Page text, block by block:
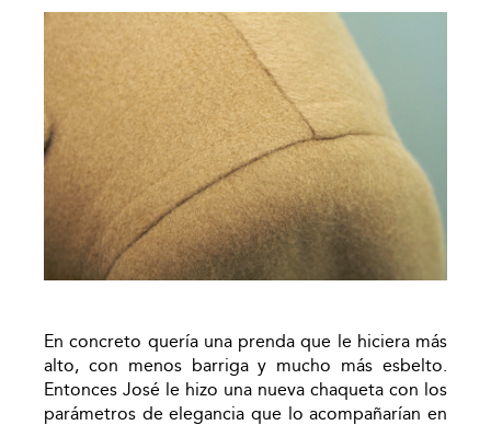
En concreto quería una prenda que le hiciera más
alto, con menos barriga y mucho más esbelto.
Entonces José le hizo una nueva chaqueta con los
parámetros de elegancia que lo acompañarían en